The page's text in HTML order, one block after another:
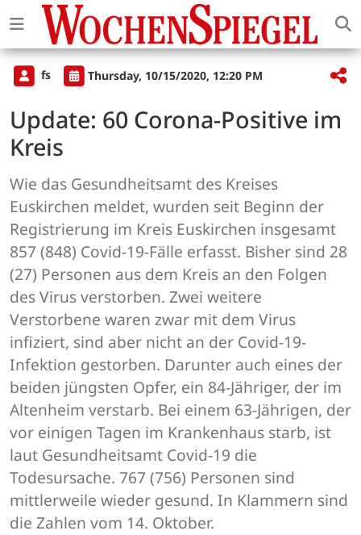
fs Thursday, 10/15/2020, 12:20 PM
Update: 60 Corona-Positive im
Kreis
Wie das Gesundheitsamt des Kreises
Euskirchen meldet, wurden seit Beginn der
Registrierung im Kreis Euskirchen insgesamt
857 (848) Covid-19-Fälle erfasst. Bisher sind 28
(27) Personen aus dem Kreis an den Folgen
des Virus verstorben. Zwei weitere
Verstorbene waren zwar mit dem Virus
infiziert, sind aber nicht an der Covid-19-
Infektion gestorben. Darunter auch eines der
beiden jüngsten Opfer, ein 84-Jähriger, der im
Altenheim verstarb. Bei einem 63-Jährigen, der
vor einigen Tagen im Krankenhaus starb, ist
laut Gesundheitsamt Covid-19 die
Todesursache. 767 (756) Personen sind
mittlerweile wieder gesund. In Klammern sind
die Zahlen vom 14. Oktober.